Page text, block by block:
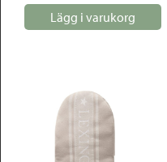
Lägg i varukorg